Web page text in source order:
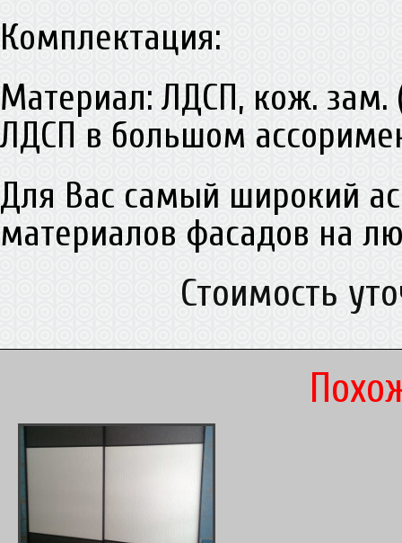
Комплектация:
Материал: ЛДСП, кож. зам.
ЛДСП в большом
Для Вас самый широкий
материалов фасадов на
Стоимость